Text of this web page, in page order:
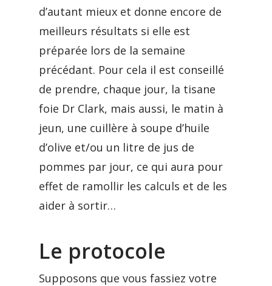
d’autant mieux et donne encore de
meilleurs résultats si elle est
préparée lors de la semaine
précédant. Pour cela il est conseillé
de prendre, chaque jour, la tisane
foie Dr Clark, mais aussi, le matin à
jeun, une cuillère à soupe d’huile
d’olive et/ou un litre de jus de
pommes par jour, ce qui aura pour
effet de ramollir les calculs et de les
aider à sortir…
Le protocole
Supposons que vous fassiez votre